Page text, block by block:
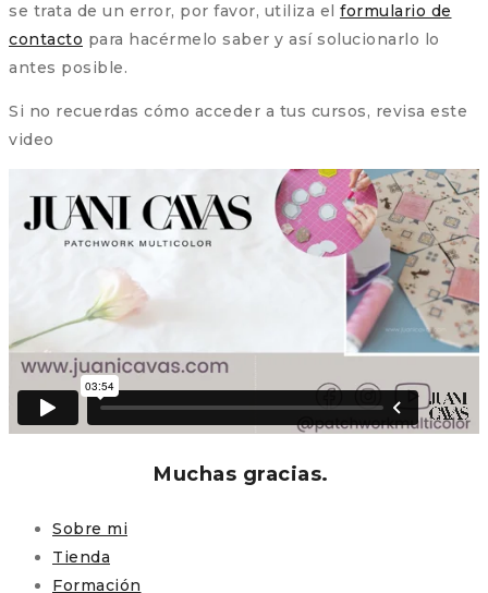
se trata de un error, por favor, utiliza el formulario de
contacto para hacérmelo saber y así solucionarlo lo
antes posible.
Si no recuerdas cómo acceder a tus cursos, revisa este
video
Muchas gracias.
Sobre mi
Tienda
Formación